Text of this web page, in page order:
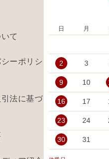
て
ーポリシ
法に基づ
日 月
2 3
9 10
16 17
23 24
30 31